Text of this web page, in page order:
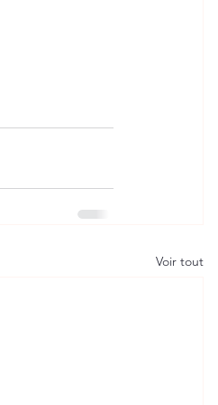
Voir tout